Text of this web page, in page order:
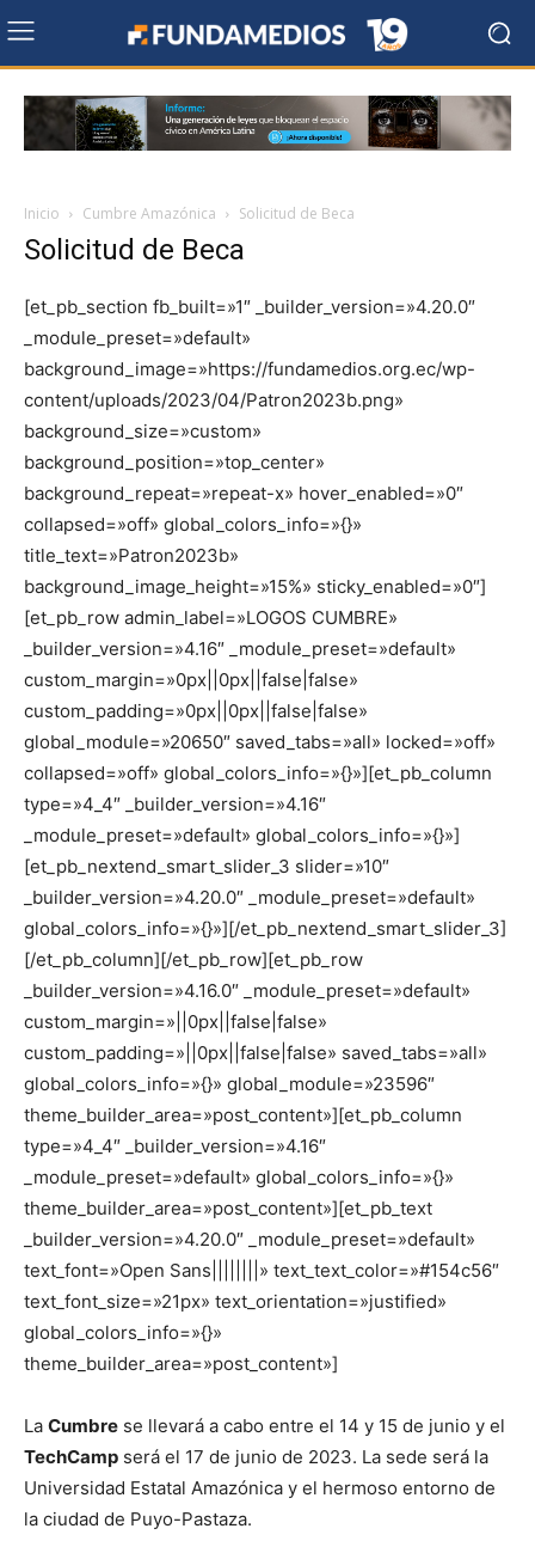
Inicio Cumbre Amazónica Solicitud de Beca
Solicitud de Beca
[et_pb_section fb_built=»1″ _builder_version=»4.20.0″
_module_preset=»default»
background_image=»https://fundamedios.org.ec/wp-
content/uploads/2023/04/Patron2023b.png»
background_size=»custom»
background_position=»top_center»
background_repeat=»repeat-x» hover_enabled=»0″
collapsed=»off» global_colors_info=»{}»
title_text=»Patron2023b»
background_image_height=»15%» sticky_enabled=»0″]
[et_pb_row admin_label=»LOGOS CUMBRE»
_builder_version=»4.16″ _module_preset=»default»
custom_margin=»0px||0px||false|false»
custom_padding=»0px||0px||false|false»
global_module=»20650″ saved_tabs=»all» locked=»off»
collapsed=»off» global_colors_info=»{}»][et_pb_column
type=»4_4″ _builder_version=»4.16″
_module_preset=»default» global_colors_info=»{}»]
[et_pb_nextend_smart_slider_3 slider=»10″
_builder_version=»4.20.0″ _module_preset=»default»
global_colors_info=»{}»][/et_pb_nextend_smart_slider_3]
[/et_pb_column][/et_pb_row][et_pb_row
_builder_version=»4.16.0″ _module_preset=»default»
custom_margin=»||0px||false|false»
custom_padding=»||0px||false|false» saved_tabs=»all»
global_colors_info=»{}» global_module=»23596″
theme_builder_area=»post_content»][et_pb_column
type=»4_4″ _builder_version=»4.16″
_module_preset=»default» global_colors_info=»{}»
theme_builder_area=»post_content»][et_pb_text
_builder_version=»4.20.0″ _module_preset=»default»
text_font=»Open Sans||||||||» text_text_color=»#154c56″
text_font_size=»21px» text_orientation=»justified»
global_colors_info=»{}»
theme_builder_area=»post_content»]
La Cumbre se llevará a cabo entre el 14 y 15 de junio y el
TechCamp será el 17 de junio de 2023. La sede será la
Universidad Estatal Amazónica y el hermoso entorno de
la ciudad de Puyo-Pastaza.